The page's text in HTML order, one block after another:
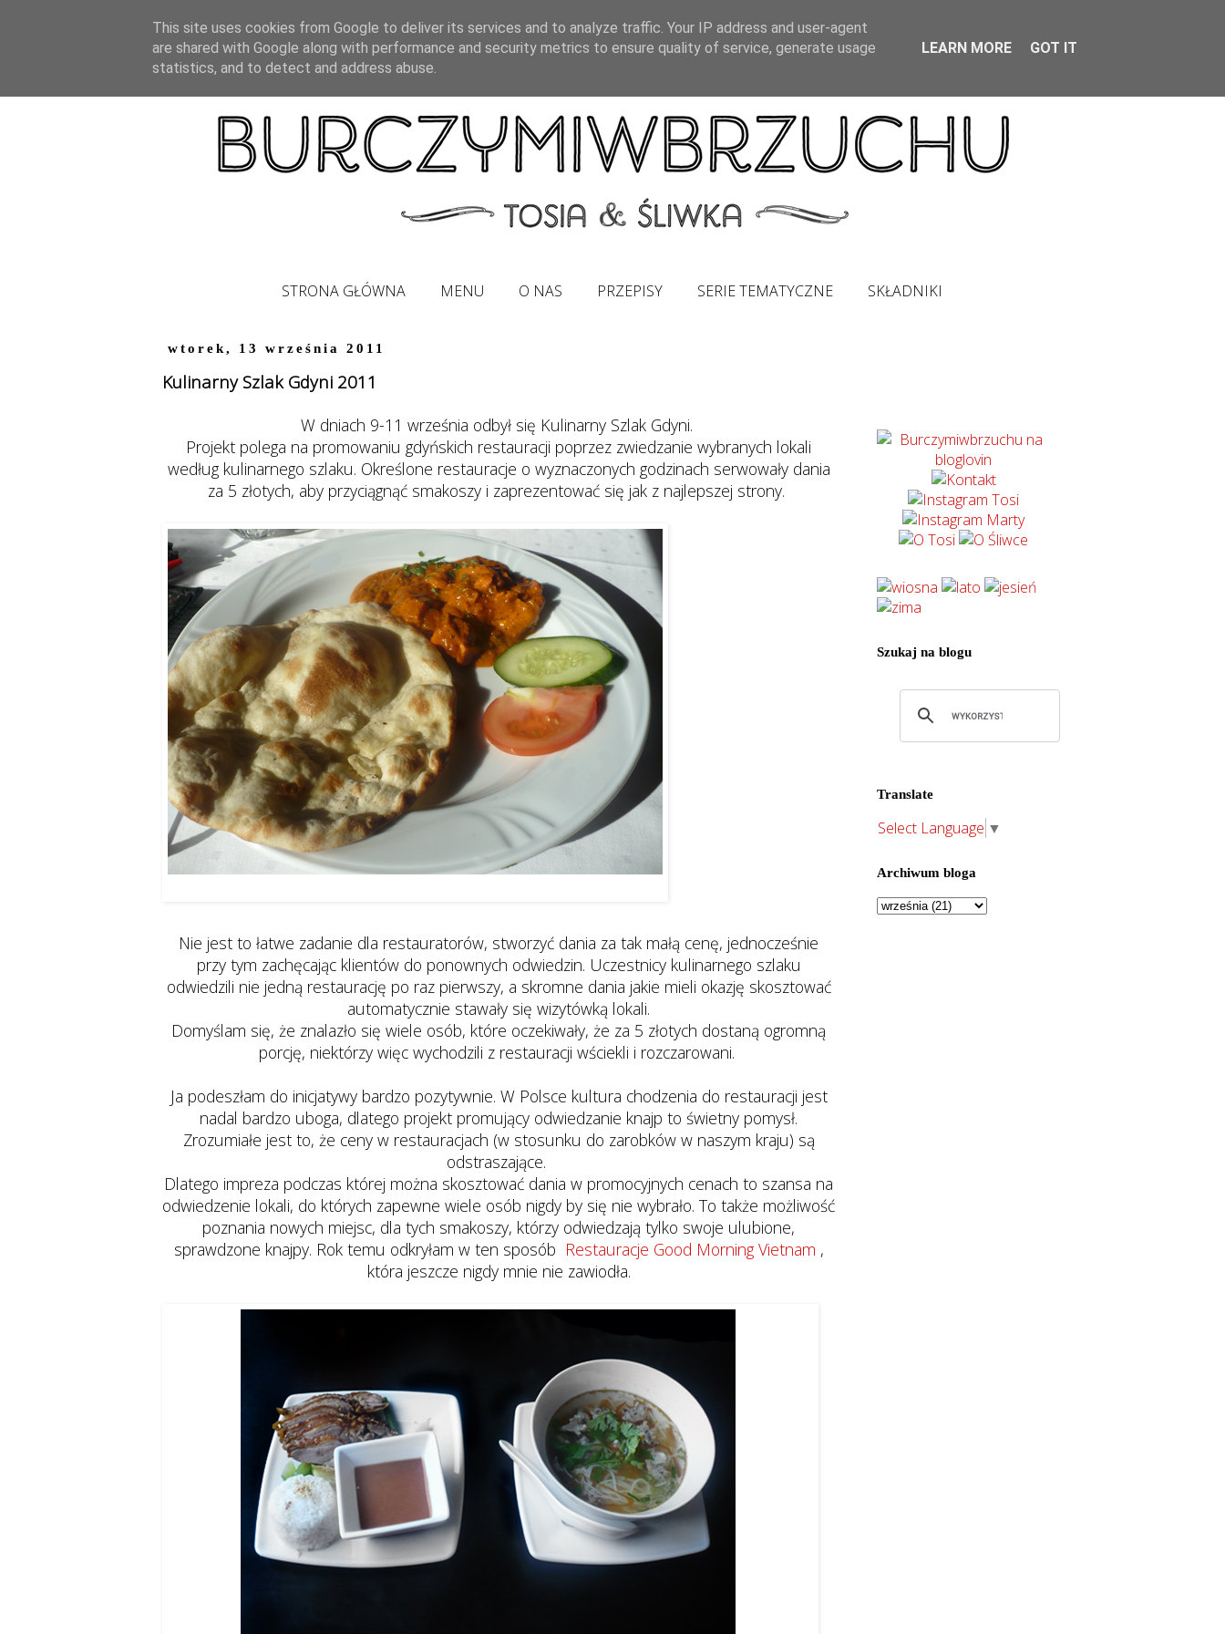
STRONA GŁÓWNA MENU O NAS PRZEPISY SERIE TEMATYCZNE SKŁADNIKI
wtorek, 13 września 2011
Kulinarny Szlak Gdyni 2011
W dniach 9-11 września odbył się Kulinarny Szlak Gdyni.
Projekt polega na promowaniu gdyńskich restauracji poprzez zwiedzanie wybranych lokali
według kulinarnego szlaku. Określone restauracje o wyznaczonych godzinach serwowały dania
za 5 złotych, aby przyciągnąć smakoszy i zaprezentować się jak z najlepszej strony.
Nie jest to łatwe zadanie dla restauratorów, stworzyć dania za tak małą cenę, jednocześnie
przy tym zachęcając klientów do ponownych odwiedzin. Uczestnicy kulinarnego szlaku
odwiedzili nie jedną restaurację po raz pierwszy, a skromne dania jakie mieli okazję skosztować
automatycznie stawały się wizytówką lokali.
Domyślam się, że znalazło się wiele osób, które oczekiwały, że za 5 złotych dostaną ogromną
porcję, niektórzy więc wychodzili z restauracji wściekli i rozczarowani.
Ja podeszłam do inicjatywy bardzo pozytywnie. W Polsce kultura chodzenia do restauracji jest
nadal bardzo uboga, dlatego projekt promujący odwiedzanie knajp to świetny pomysł.
Zrozumiałe jest to, że ceny w restauracjach (w stosunku do zarobków w naszym kraju) są
odstraszające.
Dlatego impreza podczas której można skosztować dania w promocyjnych cenach to szansa na
odwiedzenie lokali, do których zapewne wiele osób nigdy by się nie wybrało. To także możliwość
poznania nowych miejsc, dla tych smakoszy, którzy odwiedzają tylko swoje ulubione,
sprawdzone knajpy. Rok temu odkryłam w ten sposób Restauracje Good Morning Vietnam ,
która jeszcze nigdy mnie nie zawiodła.
Szukaj na blogu
Translate
Select Language ▼
Archiwum bloga
This site uses cookies from Google to deliver its services and to analyze traffic. Your IP address and user-agent
are shared with Google along with performance and security metrics to ensure quality of service, generate usage
statistics, and to detect and address abuse.
LEARN MORE GOT IT